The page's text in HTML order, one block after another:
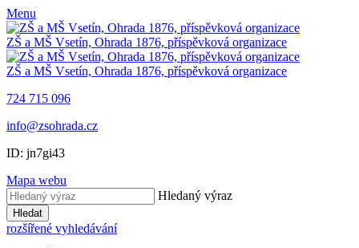
Menu
ZŠ a MŠ Vsetín, Ohrada 1876, příspěvková organizace
ZŠ a MŠ Vsetín, Ohrada 1876, příspěvková organizace
724 715 096
info@zsohrada.cz
ID: jn7gi43
Mapa webu
Hledaný výraz
Hledat
rozšířené vyhledávání